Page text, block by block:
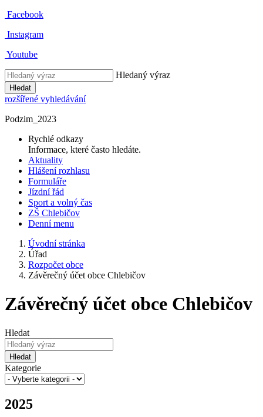
Facebook
Instagram
Youtube
Hledaný výraz
Hledat
rozšířené vyhledávání
Podzim_2023
Rychlé odkazy
Informace, které často hledáte.
Aktuality
Hlášení rozhlasu
Formuláře
Jízdní řád
Sport a volný čas
ZŠ Chlebičov
Denní menu
Úvodní stránka
Úřad
Rozpočet obce
Závěrečný účet obce Chlebičov
Závěrečný účet obce Chlebičov
Hledat
Hledat
Kategorie
2025